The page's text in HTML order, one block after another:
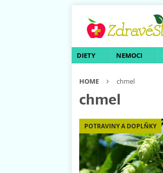
DIETY NEMOCI
HOME chmel
chmel
POTRAVINY A DOPLŇKY